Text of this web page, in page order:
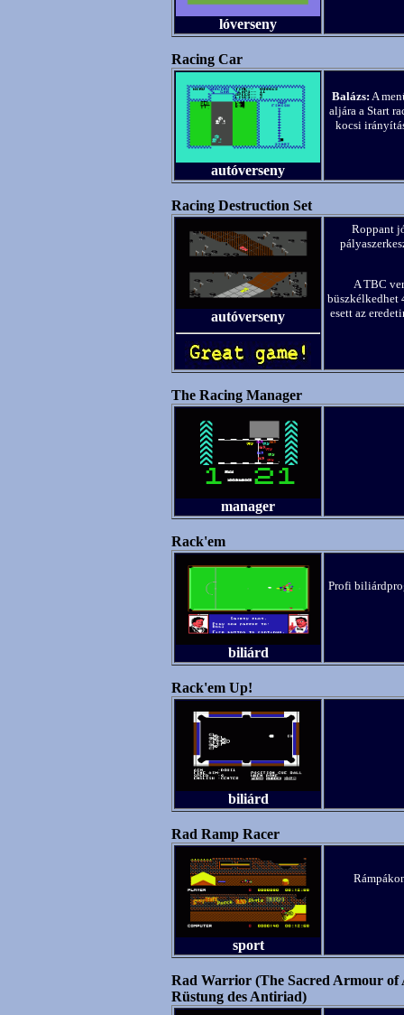
lóverseny
Racing Car
autóverseny
Balázs: A
aljára a Start
kocsi
Racing Destruction Set
autóverseny
Roppant
A TBC
büszkélkedhet
esett az
The Racing Manager
manager
Rack'em
biliárd
Profi
Rack'em Up!
biliárd
Rad Ramp Racer
sport
Rad Warrior (The Sacred Armour of
Rüstung des Antiriad)